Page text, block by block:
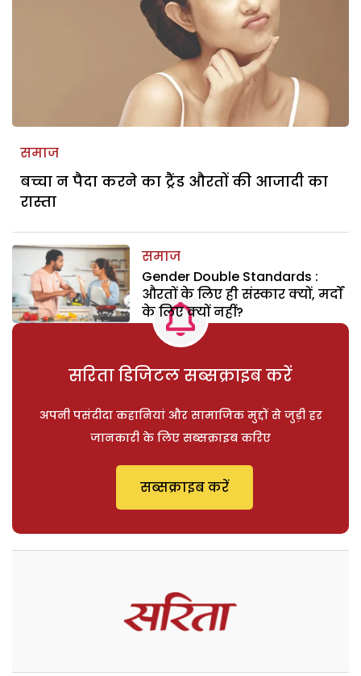
समाज
बच्चा न पैदा करने का ट्रैंड औरतों की आजादी का
रास्ता
समाज
Gender Double Standards :
औरतों के लिए ही संस्कार क्यों, मर्दों
के लिए क्यों नहीं?
सरिता डिजिटल सब्सक्राइब करें
अपनी पसंदीदा कहानियां और सामाजिक मुद्दों से जुड़ी हर
जानकारी के लिए सब्सक्राइब करिए
सब्सक्राइब करें